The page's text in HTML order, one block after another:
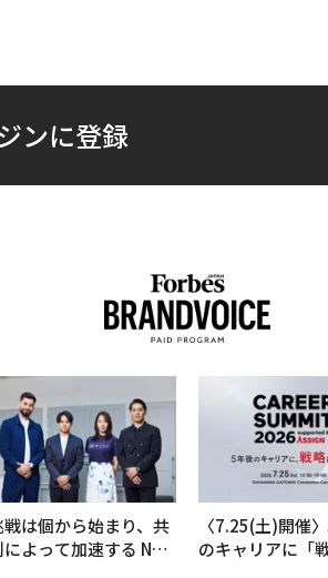
ンに登録
戦は個から始まり、共
よって加速する NOR
〈7.25(土)開催
のキャリアに「